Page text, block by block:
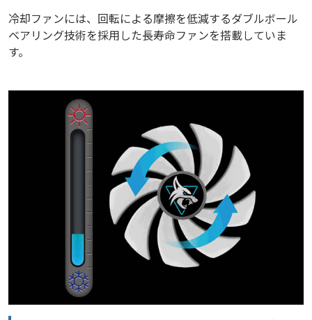
冷却ファンには、回転による摩擦を低減するダブルボール
ベアリング技術を採用した長寿命ファンを搭載していま
す。